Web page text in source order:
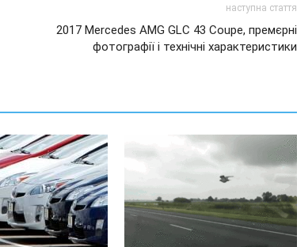
наступна стаття
2017 Mercedes AMG GLC 43 Coupe, премєрні
фотографії і технічні характеристики